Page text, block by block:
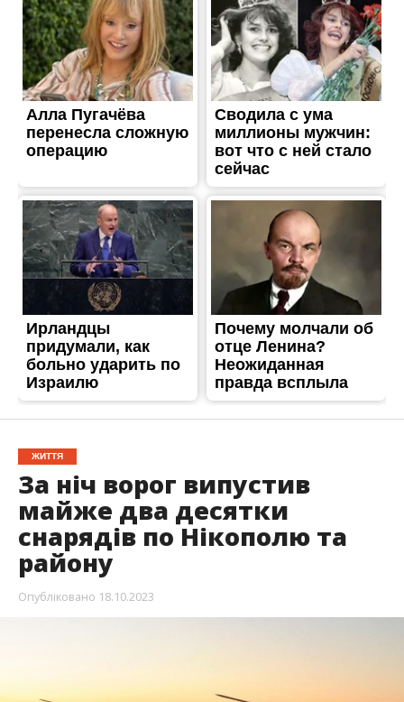
ЖИТТЯ
За ніч ворог випустив
майже два десятки
снарядів по Нікополю та
району
Опубліковано 18.10.2023